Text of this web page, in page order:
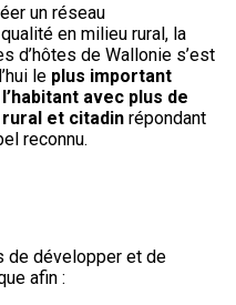
un réseau
en milieu rural, la
d’hôtes de Wallonie s’est
le plus important
avec plus de
et citadin répondant
reconnu.
de développer et de
afin :